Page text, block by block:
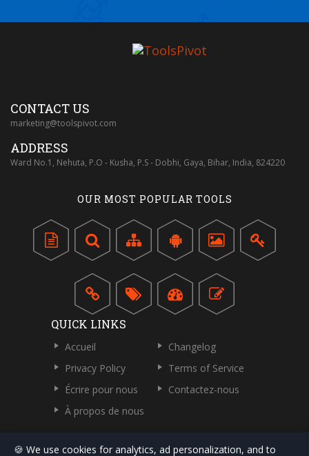
CONTACT US
marketing@toolspivot.com
ADDRESS
Ward No.1, Nehuta, P.O - Kusha, P.S - Dobhi, Gaya, Bihar, India, 824220
OUR MOST POPULAR TOOLS
QUICK LINKS
Accueil
Changelog
Privacy Policy
Terms of Service
Écrire pour nous
Contactez-nous
À propos de nous
🍪 We use cookies for analytics, ad personalization, and to